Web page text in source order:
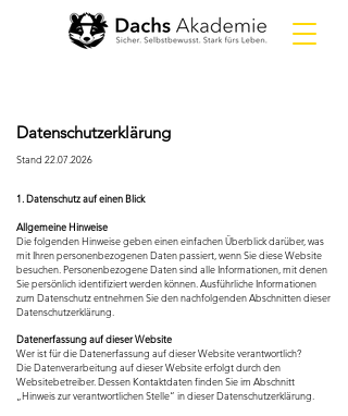
Datenschutzerklärung
Stand 22.07.2026
1. Datenschutz auf einen Blick
Allgemeine Hinweise
Die folgenden Hinweise geben einen einfachen Überblick darüber, was
mit Ihren personenbezogenen Daten passiert, wenn Sie diese Website
besuchen. Personenbezogene Daten sind alle Informationen, mit denen
Sie persönlich identifiziert werden können. Ausführliche Informationen
zum Datenschutz entnehmen Sie den nachfolgenden Abschnitten dieser
Datenschutzerklärung.
Datenerfassung auf dieser Website
Wer ist für die Datenerfassung auf dieser Website verantwortlich?
Die Datenverarbeitung auf dieser Website erfolgt durch den
Websitebetreiber. Dessen Kontaktdaten finden Sie im Abschnitt
„Hinweis zur verantwortlichen Stelle“ in dieser Datenschutzerklärung.